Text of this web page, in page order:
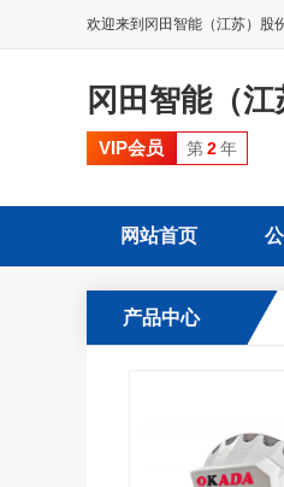
欢迎来到冈田智能（江苏）股
冈田智能（
VIP会员 第2年
网站首页
产品中心